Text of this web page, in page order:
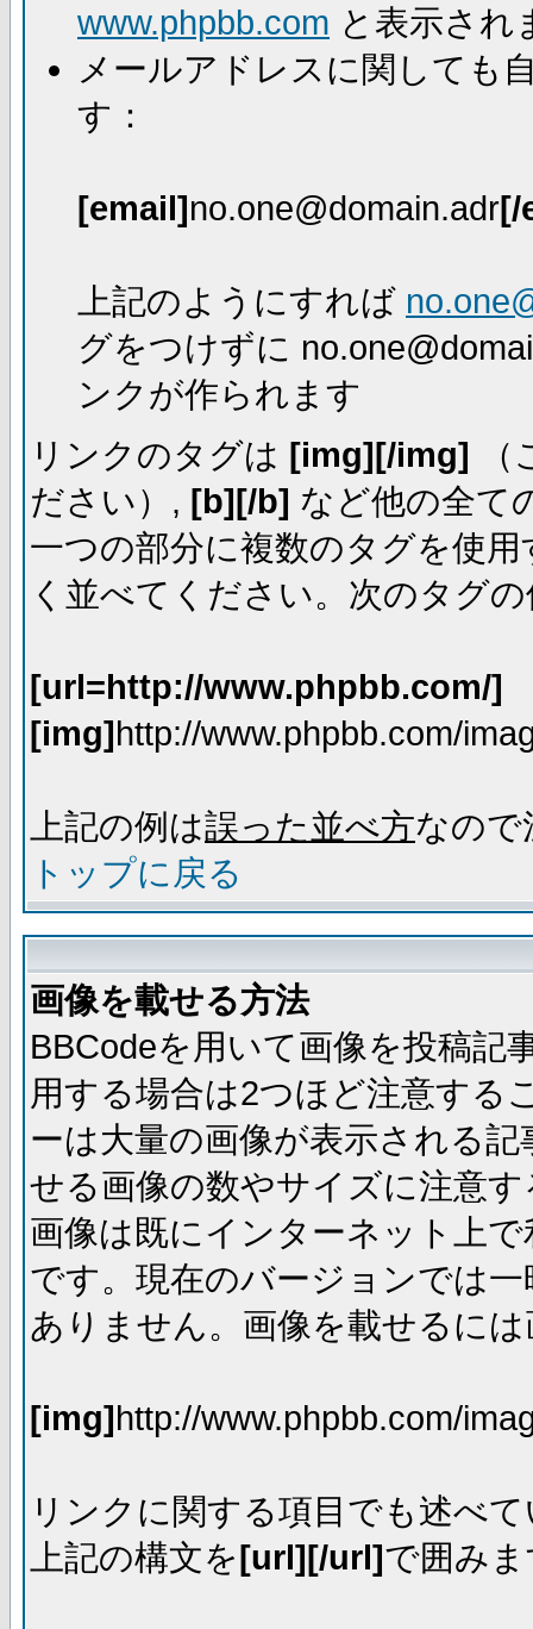
www.phpbb.com と表示され
メールアドレスに関しても
す：
[email]no.one@domain.adr[/
上記のようにすれば
グをつけずに
ンクが作られます
リンクのタグは [img][/img] （
ださい）, [b][/b] など他の全て
一つの部分に複数のタグを使
く並べてください。次のタグ
[url=http://www.phpbb.com/]
[img]http://www.phpbb.com/
上記の例は誤った並べ方なので
トップに戻る
画像を載せる方法
BBCodeを用いて画像を投稿記
用する場合は2つほど注意する
ーは大量の画像が表示される
せる画像の数やサイズに注意
画像は既にインターネット上
です。現在のバージョンでは
ありません。画像を載せるに
[img]http://www.phpbb.com/
リンクに関する項目でも述べ
上記の構文を[url][/url]で囲み